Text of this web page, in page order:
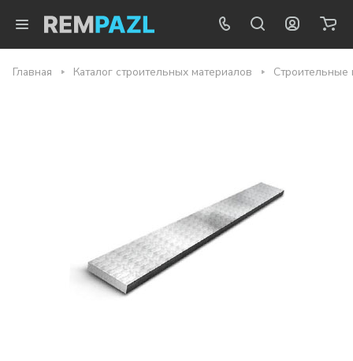
Главная Каталог строительных материалов Строительные